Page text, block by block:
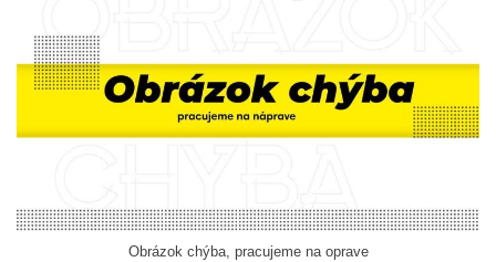
Obrázok chýba, pracujeme na oprave